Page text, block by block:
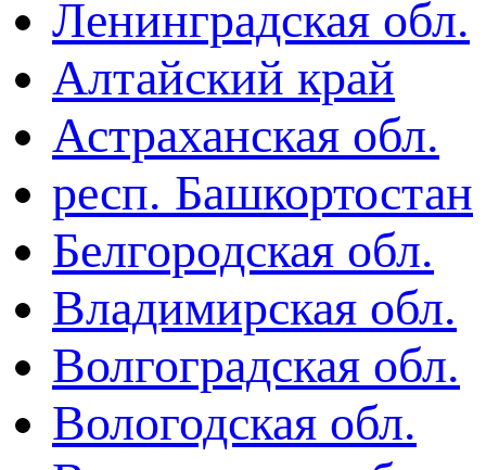
Ленинградская обл.
Алтайский край
Астраханская обл.
респ. Башкортостан
Белгородская обл.
Владимирская обл.
Волгоградская обл.
Вологодская обл.